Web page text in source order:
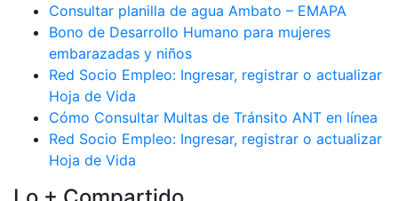
Consultar planilla de agua Ambato – EMAPA
Bono de Desarrollo Humano para mujeres
embarazadas y niños
Red Socio Empleo: Ingresar, registrar o actualizar
Hoja de Vida
Cómo Consultar Multas de Tránsito ANT en línea
Red Socio Empleo: Ingresar, registrar o actualizar
Hoja de Vida